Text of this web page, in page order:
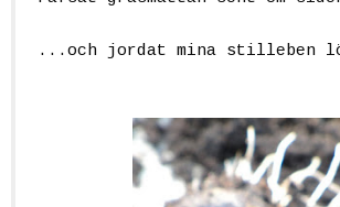
...och jordat mina stilleben